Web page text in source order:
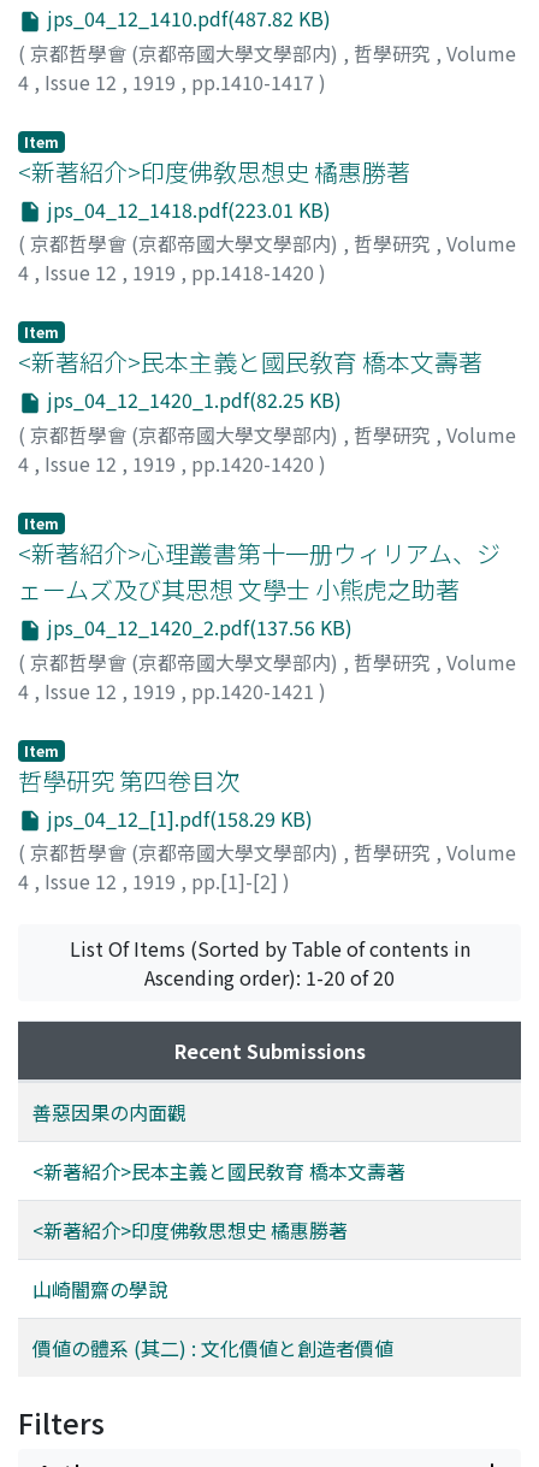
jps_04_12_1410.pdf(487.82 KB)
( 京都哲學會 (京都帝國大學文學部内) , 哲學研究 , Volume
4 , Issue 12 , 1919 , pp.1410-1417 )
Item
<新著紹介>印度佛敎思想史 橘惠勝著
jps_04_12_1418.pdf(223.01 KB)
( 京都哲學會 (京都帝國大學文學部内) , 哲學研究 , Volume
4 , Issue 12 , 1919 , pp.1418-1420 )
Item
<新著紹介>民本主義と國民敎育 橋本文壽著
jps_04_12_1420_1.pdf(82.25 KB)
( 京都哲學會 (京都帝國大學文學部内) , 哲學研究 , Volume
4 , Issue 12 , 1919 , pp.1420-1420 )
Item
<新著紹介>心理叢書第十一册ウィリアム、ジ
ェームズ及び其思想 文學士 小熊虎之助著
jps_04_12_1420_2.pdf(137.56 KB)
( 京都哲學會 (京都帝國大學文學部内) , 哲學研究 , Volume
4 , Issue 12 , 1919 , pp.1420-1421 )
Item
哲學研究 第四卷目次
jps_04_12_[1].pdf(158.29 KB)
( 京都哲學會 (京都帝國大學文學部内) , 哲學研究 , Volume
4 , Issue 12 , 1919 , pp.[1]-[2] )
List Of Items (Sorted by Table of contents in
Ascending order): 1-20 of 20
Recent Submissions
善惡因果の内面觀
<新著紹介>民本主義と國民敎育 橋本文壽著
<新著紹介>印度佛敎思想史 橘惠勝著
山崎闇齋の學說
價値の體系 (其二) : 文化價値と創造者價値
Filters